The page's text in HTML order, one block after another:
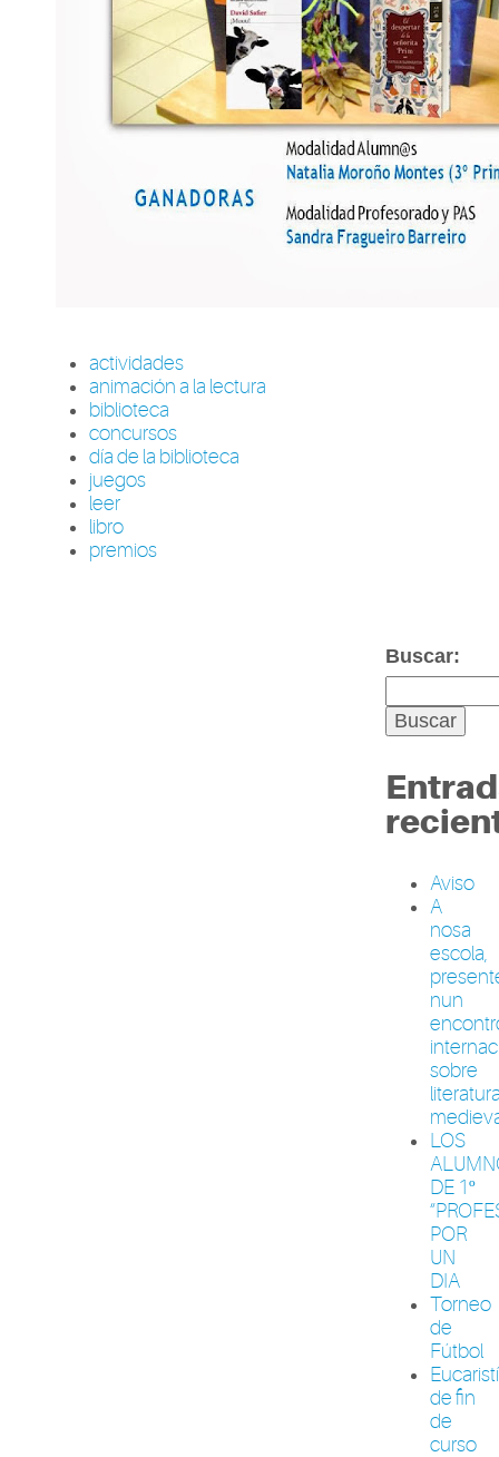
actividades
animación a la lectura
biblioteca
concursos
día de la biblioteca
juegos
leer
libro
premios
Buscar:
Aviso
A
nosa
escola,
nun
sobre
LOS
DE 1º
POR
UN
DIA
Torneo
de
Fútbol
de fin
de
curso